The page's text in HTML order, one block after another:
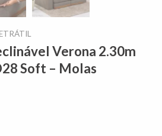
Verona 2.30m
Soft – Molas